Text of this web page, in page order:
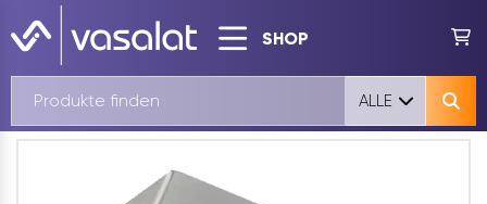
SHOP
ALLE